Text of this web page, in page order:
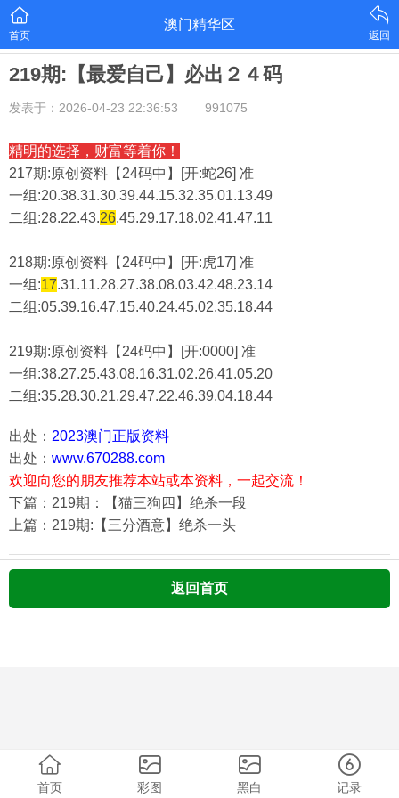
首页
澳门精华区
返回
219期:【最爱自己】必出２４码
发表于：2026-04-23 22:36:53 991075
精明的选择，财富等着你！
217期:原创资料【24码中】[开:蛇26] 准
一组:20.38.31.30.39.44.15.32.35.01.13.49
二组:28.22.43.26.45.29.17.18.02.41.47.11
218期:原创资料【24码中】[开:虎17] 准
一组:17.31.11.28.27.38.08.03.42.48.23.14
二组:05.39.16.47.15.40.24.45.02.35.18.44
219期:原创资料【24码中】[开:0000] 准
一组:38.27.25.43.08.16.31.02.26.41.05.20
二组:35.28.30.21.29.47.22.46.39.04.18.44
出处： 2023澳门正版资料
出处： www.670288.com
欢迎向您的朋友推荐本站或本资料，一起交流！
下篇：219期：【猫三狗四】绝杀一段
上篇：219期:【三分酒意】绝杀一头
返回首页
首页 彩图 黑白 记录